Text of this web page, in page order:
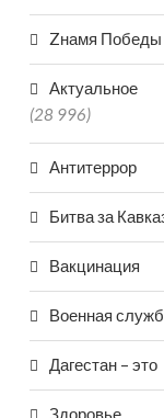
Zнамя Победы
Актуальное
(28 996)
Антитеррор
Битва за
Вакцинация
Военная
Дагестан – это
Здоровье